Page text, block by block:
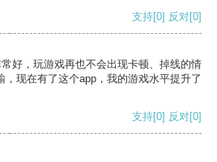
支持[0] 反对[0]
好，玩游戏再也不会出现卡顿、掉线的情
现在有了这个app，我的游戏水平提升了
支持[0] 反对[0]